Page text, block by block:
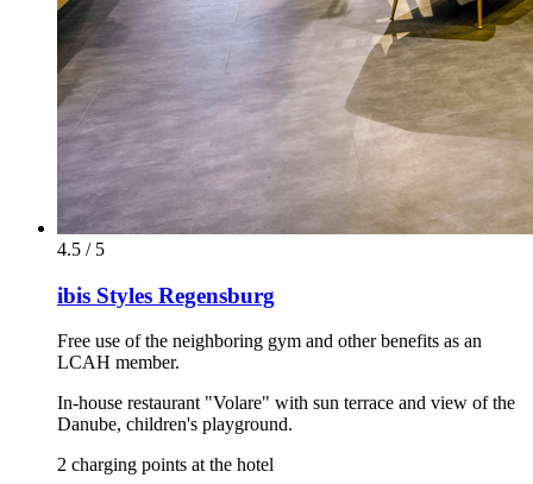
4.5 / 5
ibis Styles Regensburg
Free use of the neighboring gym and other benefits as an
LCAH member.
In-house restaurant "Volare" with sun terrace and view of the
Danube, children's playground.
2 charging points at the hotel